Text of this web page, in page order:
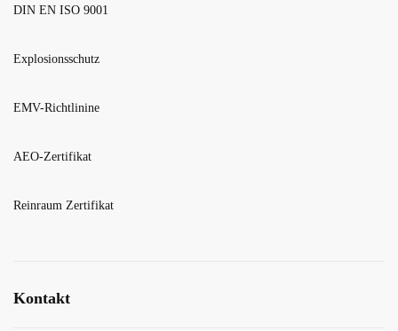
DIN EN ISO 9001
Explosionsschutz
EMV-Richtlinine
AEO-Zertifikat
Reinraum Zertifikat
Kontakt